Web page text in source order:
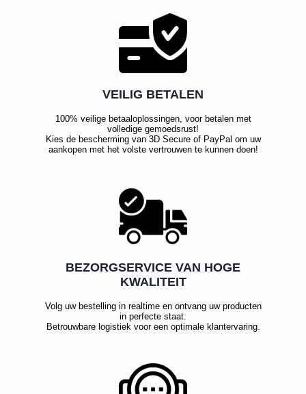
VEILIG BETALEN
100% veilige betaaloplossingen, voor betalen met
volledige gemoedsrust!
Kies de bescherming van 3D Secure of PayPal om uw
aankopen met het volste vertrouwen te kunnen doen!
BEZORGSERVICE VAN HOGE
KWALITEIT
Volg uw bestelling in realtime en ontvang uw producten
in perfecte staat.
Betrouwbare logistiek voor een optimale klantervaring.